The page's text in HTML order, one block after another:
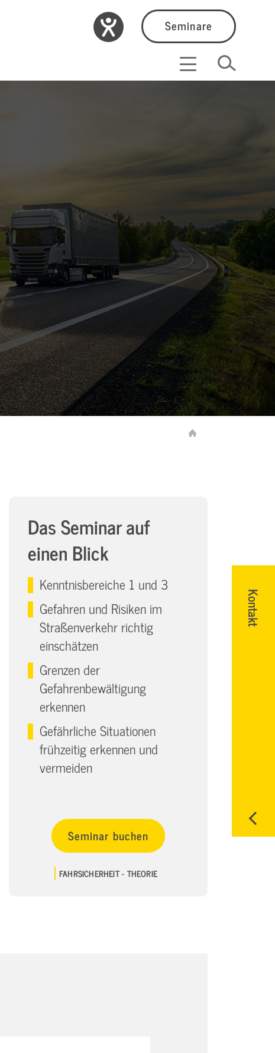
Seminare
Kontakt
Das Seminar auf
einen Blick
Kenntnisbereiche 1 und 3
Gefahren und Risiken im
Straßenverkehr richtig
einschätzen
Grenzen der
Gefahrenbewältigung
erkennen
Gefährliche Situationen
frühzeitig erkennen und
vermeiden
Seminar buchen
FAHRSICHERHEIT - THEORIE